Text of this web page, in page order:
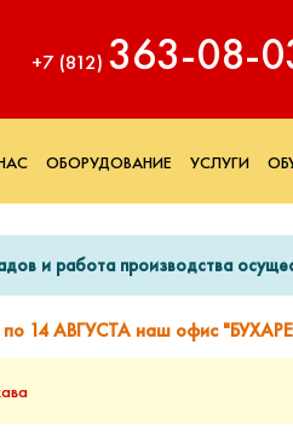
+7 (812)
ОБОРУДОВАНИЕ УСЛУГИ
и работа производства
по 14 АВГУСТА наш офис